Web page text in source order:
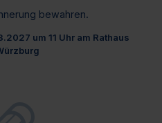
bewahren.
um 11 Uhr am Rathaus